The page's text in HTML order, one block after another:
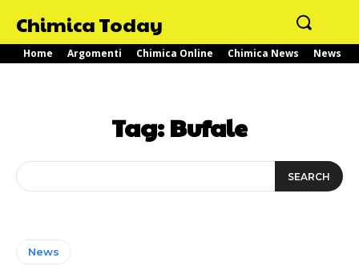
Chimica Today
Home Argomenti Chimica Online Chimica News News
Tag:Bufale
SEARCH
News